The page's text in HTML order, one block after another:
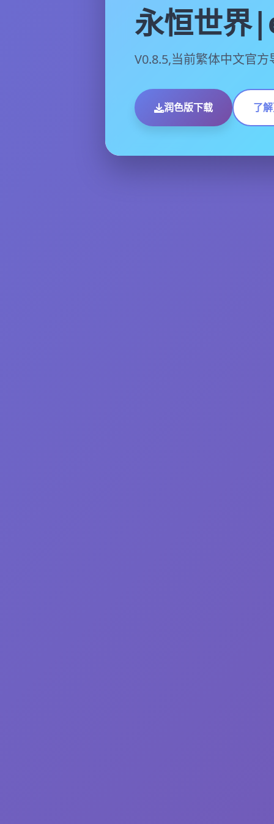
永恒世
V0.8.5,当前繁体中文官方
润色版下载 了